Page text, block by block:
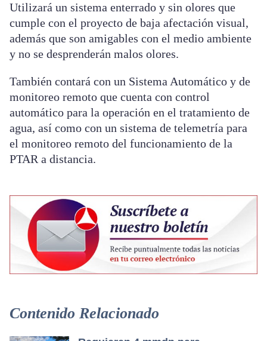
Utilizará un sistema enterrado y sin olores que
cumple con el proyecto de baja afectación visual,
además que son amigables con el medio ambiente
y no se desprenderán malos olores.
También contará con un Sistema Automático y de
monitoreo remoto que cuenta con control
automático para la operación en el tratamiento de
agua, así como con un sistema de telemetría para
el monitoreo remoto del funcionamiento de la
PTAR a distancia.
Contenido Relacionado